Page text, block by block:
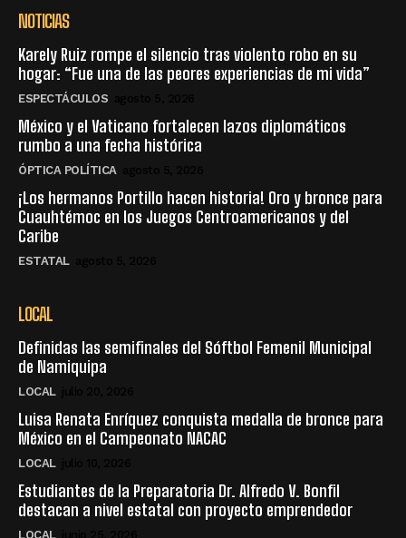
NOTICIAS
Karely Ruiz rompe el silencio tras violento robo en su
hogar: “Fue una de las peores experiencias de mi vida”
ESPECTÁCULOS
México y el Vaticano fortalecen lazos diplomáticos
rumbo a una fecha histórica
ÓPTICA POLÍTICA
¡Los hermanos Portillo hacen historia! Oro y bronce para
Cuauhtémoc en los Juegos Centroamericanos y del
Caribe
ESTATAL
LOCAL
Definidas las semifinales del Sóftbol Femenil Municipal
de Namiquipa
LOCAL
Luisa Renata Enríquez conquista medalla de bronce para
México en el Campeonato NACAC
LOCAL
Estudiantes de la Preparatoria Dr. Alfredo V. Bonfil
destacan a nivel estatal con proyecto emprendedor
LOCAL